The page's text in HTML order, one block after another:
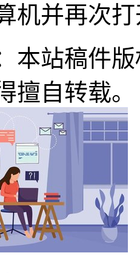
机并再次
本站稿件
擅自转载。